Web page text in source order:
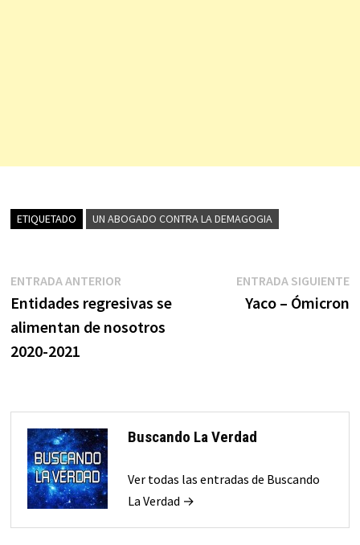
ETIQUETADO UN ABOGADO CONTRA LA DEMAGOGIA
Navegación
de
entradas
ENTRADA ANTERIOREntrada
anterior:
Entidades regresivas se
alimentan de nosotros
2020-2021
ENTRADA SIGUIENTE
Yaco – Ómicron
Buscando La Verdad
Ver todas las entradas de Buscando
La Verdad →